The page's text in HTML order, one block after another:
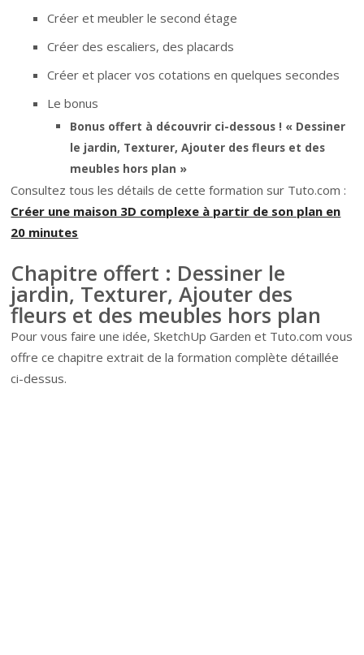
Créer et meubler le second étage
Créer des escaliers, des placards
Créer et placer vos cotations en quelques secondes
Le bonus
Bonus offert à découvrir ci-dessous ! « Dessiner
le jardin, Texturer, Ajouter des fleurs et des
meubles hors plan »
Consultez tous les détails de cette formation sur Tuto.com :
Créer une maison 3D complexe à partir de son plan en
20 minutes
Chapitre offert : Dessiner le
jardin, Texturer, Ajouter des
fleurs et des meubles hors plan
Pour vous faire une idée, SketchUp Garden et Tuto.com vous
offre ce chapitre extrait de la formation complète détaillée
ci-dessus.